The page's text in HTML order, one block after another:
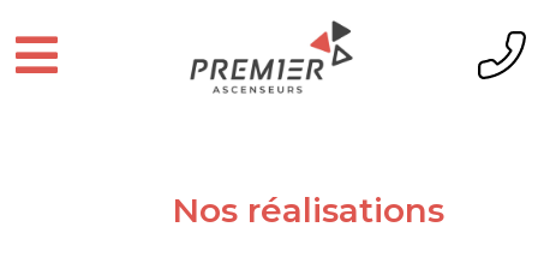
Nos réalisations